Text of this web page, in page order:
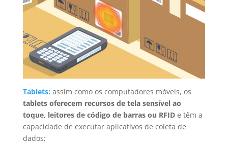
Tablets: assim como os computadores móveis, os
tablets oferecem recursos de tela sensível ao
toque, leitores de código de barras ou RFID e têm a
capacidade de executar aplicativos de coleta de
dados;